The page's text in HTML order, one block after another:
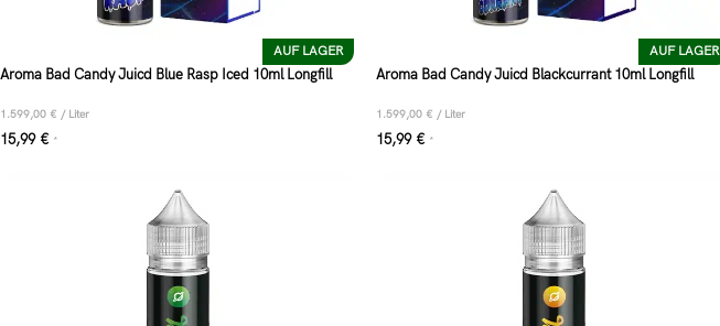
AUF LAGER
Aroma Bad Candy Juicd Blue Rasp Iced 10ml Longfill
1.599,00 € / Liter
15,99 € *
AUF LAGER
Aroma Bad Candy Juicd Blackcurrant 10ml Longfill
1.599,00 € / Liter
15,99 € *